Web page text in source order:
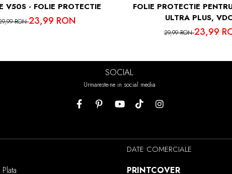
V50S - FOLIE PROTECTIE
RON23,99 RON
FOLIE PROTECTIE
ULTRA PLUS,
29,99 RON23,99
SOCIAL
Urmareste-ne in social media
DATE COMERCIALE
PRINTCOVER